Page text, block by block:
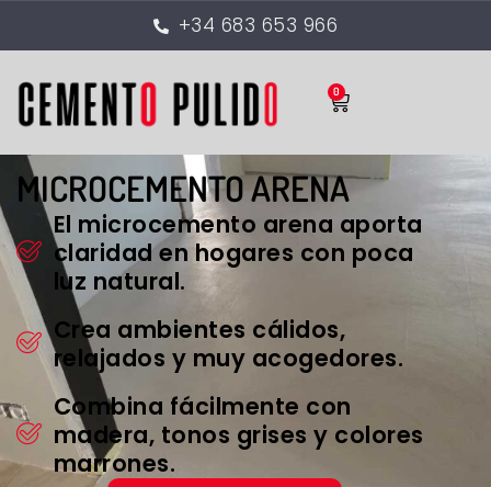
+34 683 653 966
0
MICROCEMENTO ARENA
El microcemento arena aporta
claridad en hogares con poca
luz natural.
Crea ambientes cálidos,
relajados y muy acogedores.
Combina fácilmente con
madera, tonos grises y colores
marrones.